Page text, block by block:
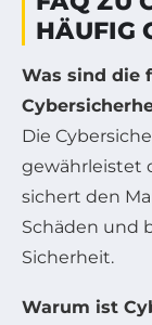
HÄUFIG
Was sind die
Die
gewährleistet
sichert den
Schäden und
Sicherheit.
Warum ist